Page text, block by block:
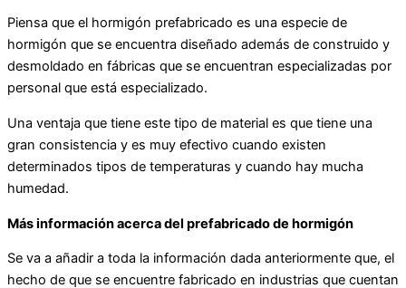
Piensa que el hormigón prefabricado es una especie de
hormigón que se encuentra diseñado además de construido y
desmoldado en fábricas que se encuentran especializadas por
personal que está especializado.
Una ventaja que tiene este tipo de material es que tiene una
gran consistencia y es muy efectivo cuando existen
determinados tipos de temperaturas y cuando hay mucha
humedad.
Más información acerca del prefabricado de hormigón
Se va a añadir a toda la información dada anteriormente que, el
hecho de que se encuentre fabricado en industrias que cuentan